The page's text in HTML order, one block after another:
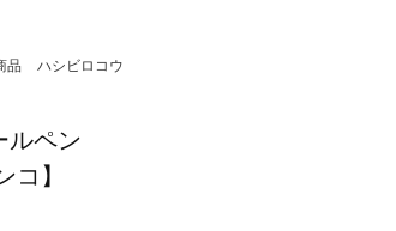
品
ハシビロコウ
ルペン
コ】